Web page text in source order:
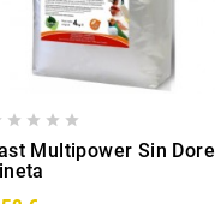
   
Multipower Sin Dore